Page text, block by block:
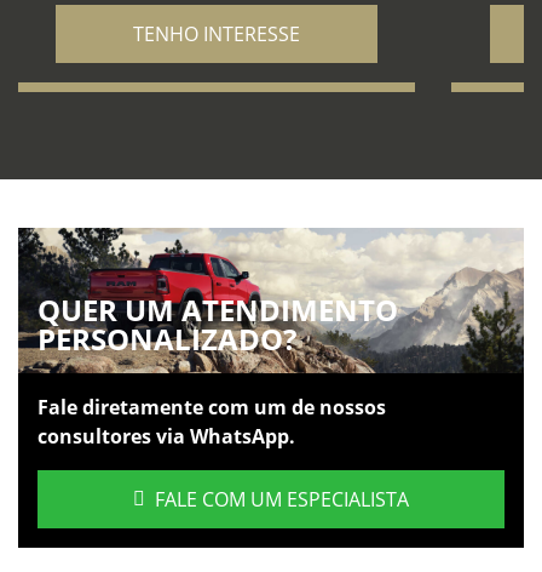
TENHO INTERESSE
QUER UM ATENDIMENTO
PERSONALIZADO?
Fale diretamente com um de nossos
consultores via WhatsApp.
FALE COM UM ESPECIALISTA